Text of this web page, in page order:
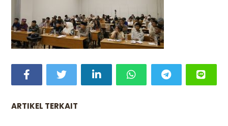
ARTIKEL TERKAIT